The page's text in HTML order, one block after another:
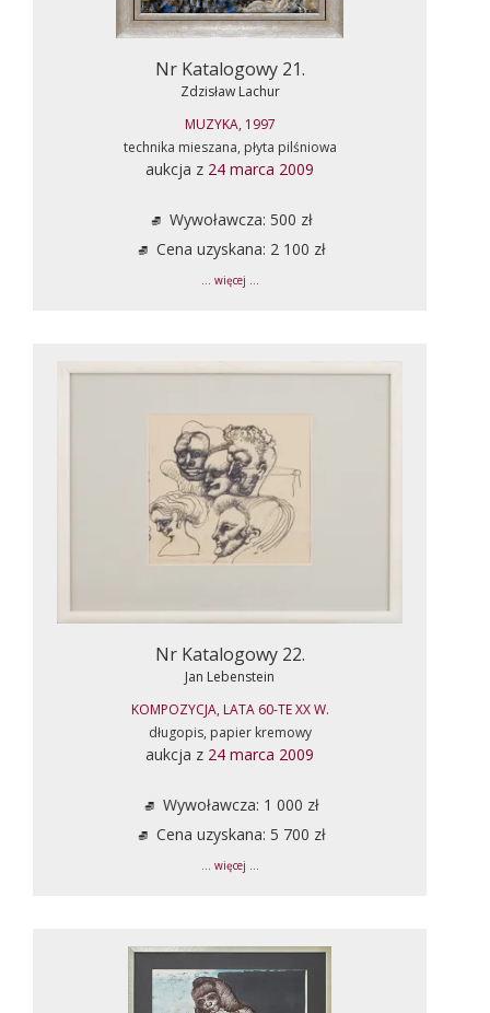
Nr Katalogowy 21.
Zdzisław Lachur
MUZYKA, 1997
technika mieszana, płyta pilśniowa
aukcja z 24 marca 2009
Wywoławcza: 500 zł
Cena uzyskana: 2 100 zł
... więcej ...
Nr Katalogowy 22.
Jan Lebenstein
KOMPOZYCJA, LATA 60-TE XX W.
długopis, papier kremowy
aukcja z 24 marca 2009
Wywoławcza: 1 000 zł
Cena uzyskana: 5 700 zł
... więcej ...